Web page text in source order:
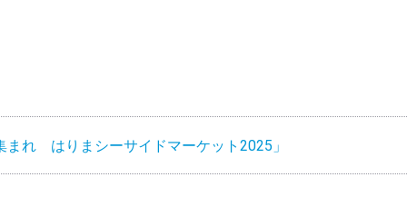
まれ はりまシーサイドマーケット2025」